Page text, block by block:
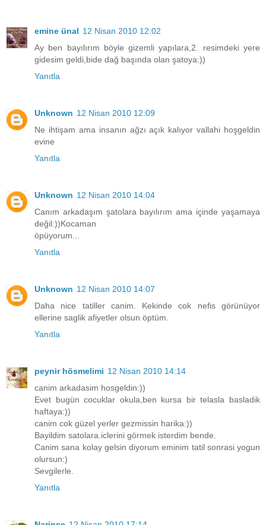
emine ünal 12 Nisan 2010 12:02
Ay ben bayılırım böyle gizemli yapılara,2. resimdeki yere
gidesim geldi,bide dağ başında olan şatoya:))
Yanıtla
Unknown 12 Nisan 2010 12:09
Ne ihtişam ama insanın ağzı açık kalıyor vallahi hoşgeldin
evine
Yanıtla
Unknown 12 Nisan 2010 14:04
Canım arkadaşım şatolara bayılırım ama içinde yaşamaya
değil:))Kocaman
öpüyorum...
Yanıtla
Unknown 12 Nisan 2010 14:07
Daha nice tatiller canim. Kekinde cok nefis görünüyor
ellerine saglik afiyetler olsun öptüm.
Yanıtla
peynir hösmelimi 12 Nisan 2010 14:14
canim arkadasim hosgeldin:))
Evet bugün cocuklar okula,ben kursa bir telasla basladik
haftaya:))
canim cok güzel yerler gezmissin harika:))
Bayildim satolara.iclerini görmek isterdim bende.
Canim sana kolay gelsin diyorum eminim tatil sonrasi yogun
olursun:)
Sevgilerle.
Yanıtla